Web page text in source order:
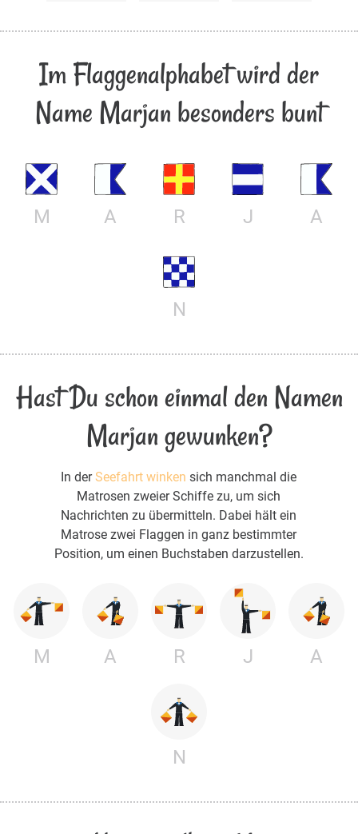
Im Flaggenalphabet wird der
Name Marjan besonders bunt
M A R J A
N
Hast Du schon einmal den Namen
Marjan gewunken?
In derSeefahrt winken sich manchmal die
Matrosen zweier Schiffe zu, um sich
Nachrichten zu übermitteln. Dabei hält ein
Matrose zwei Flaggen in ganz bestimmter
Position, um einen Buchstaben darzustellen.
M A R J A
N